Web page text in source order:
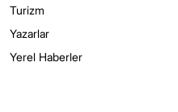
Turizm
Yazarlar
Yerel Haberler